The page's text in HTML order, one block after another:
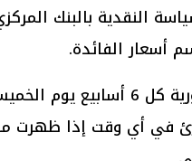
أسعار الفائدة.
مع احتفاظ
في أي وقت إذا ظهرت